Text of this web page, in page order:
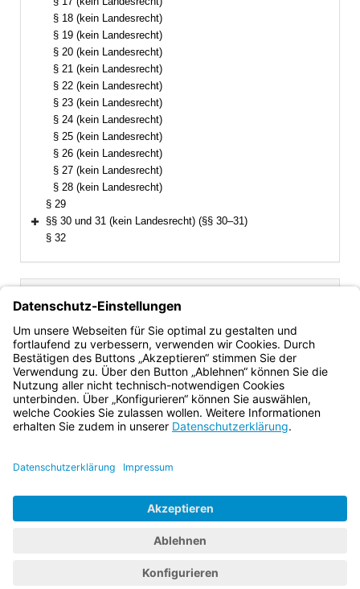
§ 18 (kein Landesrecht)
§ 19 (kein Landesrecht)
§ 20 (kein Landesrecht)
§ 21 (kein Landesrecht)
§ 22 (kein Landesrecht)
§ 23 (kein Landesrecht)
§ 24 (kein Landesrecht)
§ 25 (kein Landesrecht)
§ 26 (kein Landesrecht)
§ 27 (kein Landesrecht)
§ 28 (kein Landesrecht)
§ 29
Bereich erweitern
§§ 30 und 31 (kein Landesrecht) (§§ 30–31)
§ 32
Inhalt
Fassung: 11.08.1919
§ 5 (kein Landesrecht)
Bayern.de
BayernPortal
Impressum